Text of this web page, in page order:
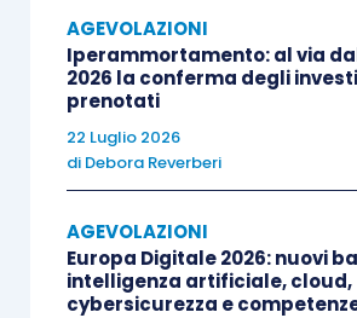
trimestre 2022,
D.L. 17/2022come
dall’articolo 5 D.L. 21/
innalzato l’aliquota dal
pari al 25% della spesa
componente
autoconsumata, nel
2022(in tal caso il
determinatocon
AGEVOLAZIONI
Iperammortamento: al via
2026 la conferma degli
prenotati
22 Luglio 2026
di Debora Reverberi
AGEVOLAZIONI
Europa Digitale 2026: nuovi
intelligenza artificiale, cloud,
cybersicurezza e